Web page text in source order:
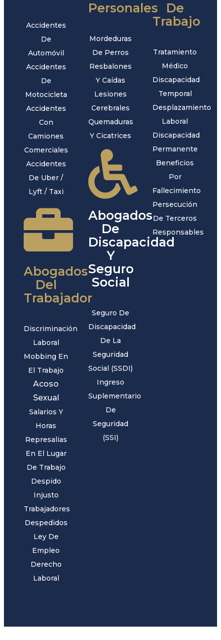
Accidentes
De
Automóvil
Accidentes
De
Motocicleta
Accidentes
Con
Camiones
Comerciales
Accidentes
De Uber /
Lyft / Taxi
Abogados
Del
Trabajador
Discriminación
Laboral
Mobbing En
El Trabajo
Acoso
Sexual
Salarios Y
Horas
Represalias
En El Lugar
De Trabajo
Despido
Injusto
Trabajadores
Despedidos
Ley De
Empleo
Derecho
Laboral
Personales
Mordeduras
De Perros
Resbalones
Y Caídas
Lesiones
Cerebrales
Quemaduras
Y Cicatrices
Abogados
De
Discapacidad
Y
Seguro
Social
Seguro De
Discapacidad
De La
Seguridad
Social (SSDI)
Ingreso
Suplementario
De
Seguridad
(SSI)
De
Trabajo
Tratamiento
Médico
Discapacidad
Temporal
Desplazamiento
Laboral
Discapacidad
Permanente
Beneficios
Por
Fallecimiento
Persecución
De Terceros
Responsables